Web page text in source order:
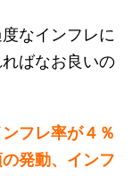
なインフレに
ばなお良いの
フレ率が４％
発動、インフ